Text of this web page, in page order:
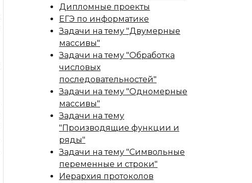
Дипломные проекты
ЕГЭ по информатике
Задачи на тему "Двумерные
массивы"
Задачи на тему "Обработка
числовых
последовательностей"
Задачи на тему "Одномерные
массивы"
Задачи на тему
"Производящие функции и
ряды"
Задачи на тему "Символьные
переменные и строки"
Иерархия протоколов